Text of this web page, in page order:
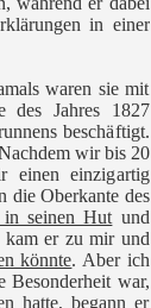
in einer
waren sie mit
des Jahres 1827
beschäftigt.
wir bis 20
einen einzigartig
die Oberkante des
in seinen Hut und
er zu mir und
könnte. Aber ich
Besonderheit war,
hatte, begann er